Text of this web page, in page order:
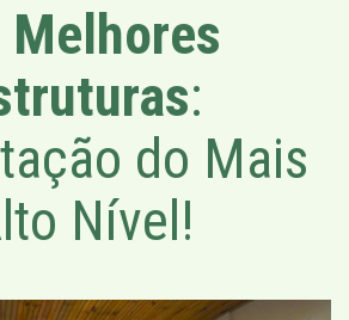
Melhores
:
do Mais
Nível!